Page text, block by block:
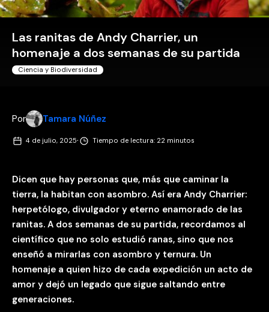
Las ranitas de Andy Charrier, un
homenaje a dos semanas de su partida
Ciencia y Biodiversidad
Por Tamara Núñez
4 de julio, 2025· Tiempo de lectura: 22 minutos
Dicen que hay personas que, más que caminar la
tierra, la habitan con asombro. Así era Andy Charrier:
herpetólogo, divulgador y eterno enamorado de las
ranitas. A dos semanas de su partida, recordamos al
científico que no solo estudió ranas, sino que nos
enseñó a mirarlas con asombro y ternura. Un
homenaje a quien hizo de cada expedición un acto de
amor y dejó un legado que sigue saltando entre
generaciones.